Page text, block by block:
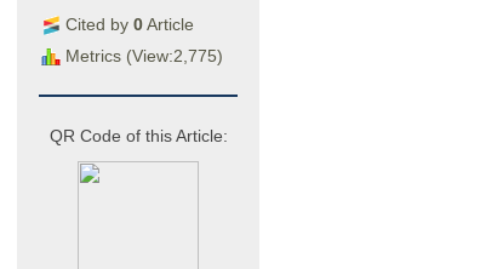
Cited by 0Article
Metrics (View:2,775)
QR Code of this Article: